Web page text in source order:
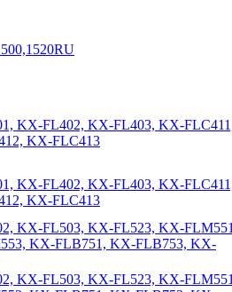
KX-FL402, KX-FL403, KX-
KX-FLC413
KX-FL402, KX-FL403, KX-
KX-FLC413
KX-FL503, KX-FL523, KX-
KX-FLB751, KX-FLB753, KX-
KX-FL503, KX-FL523, KX-